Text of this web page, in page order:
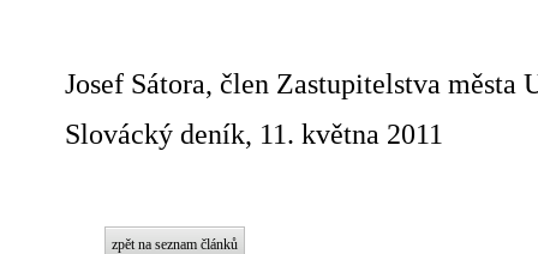
Josef Sátora, člen Zastupitelstva města
Slovácký deník, 11. května 2011
zpět na seznam článků